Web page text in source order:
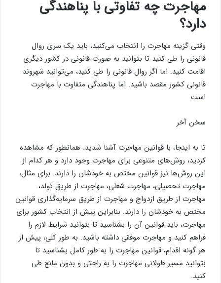
مهاجرت چه تفاوتی با پناهندگی
دارد؟
وقتی گزینه مهاجرت را انتخاب می‌کنید، باید یک سری روال
قانونی را طی کنید تا بتوانید به صورت قانونی در کشور دیگری
اقامت کنید. اما اگر روال قانونی را طی کنید، می‌توانید شهروند
قانونی کشور مقصد باشید. اما پناهندگی متفاوت با مهاجرت
است.
سخن آخر
تا به اینجا، با قوانین مهاجرت آشنا شدید. همانطور که مشاهده
کردید، روش‌های متنوعی برای مهاجرت وجود دارد و هر کدام از
این روش‌ها نیز قوانین مختص به خودشان را دارند. برای مثال،
مهاجرت تحصیلی، مهاجرت شغلی، مهاجرت از طریق تولد،
مهاجرت از طریق ازدواج و مهاجرت از طریق سرمایه‌گذاری قوانین
مختص به خودشان را دارند. بنابراین پیش از انتخاب کشور برای
مهاجرت، باید قوانین آن را بشناسید تا بتوانید شرایط لازم را
فراهم کنید و مهاجرت موفقی داشته باشید. به طور کلی، پیش از
هر گونه اقدام، قوانین مهاجرت را به طور کامل بشناسید تا
بتوانید مسیر طولانی مهاجرت را به راحتی و بدون مانع طی
کنید.